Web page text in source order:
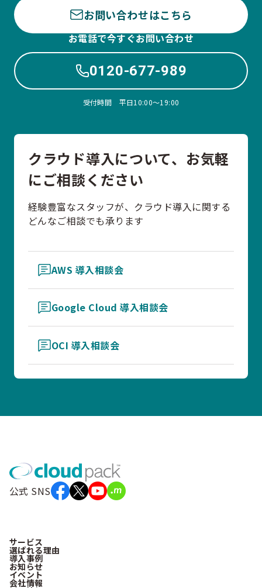
お問い合わせはこちら
お電話で今すぐお問い合わせ
0120-677-989
受付時間 平日10:00〜19:00
クラウド導入について、お気軽
にご相談ください
経験豊富なスタッフが、クラウド導入に関する
どんなご相談でも承ります
AWS 導入相談会
Google Cloud 導入相談会
OCI 導入相談会
公式 SNS
サービス
選ばれる理由
導入事例
お知らせ
イベント
会社情報